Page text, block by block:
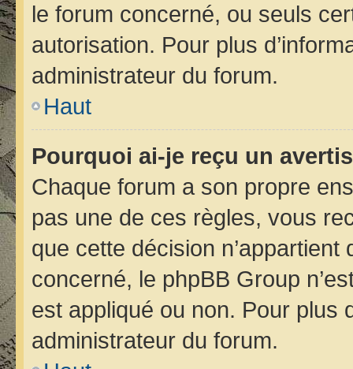
le forum concerné, ou seuls
autorisation. Pour plus
administrateur du forum.
Haut
Pourquoi ai-je reçu un
Chaque forum a son propre
pas une de ces règles, vous
que cette décision n’appartient
concerné, le phpBB Group
est appliqué ou non. Pour plus
administrateur du forum.